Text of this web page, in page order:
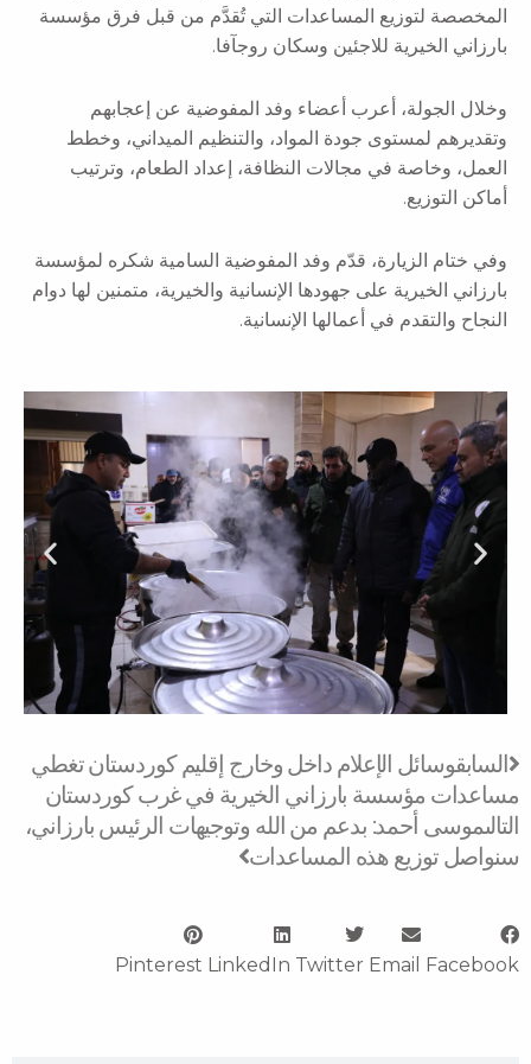
المخصصة لتوزيع المساعدات التي تُقدَّم من قبل فرق مؤسسة
بارزاني الخيرية للاجئين وسكان روجآفا.
وخلال الجولة، أعرب أعضاء وفد المفوضية عن إعجابهم
وتقديرهم لمستوى جودة المواد، والتنظيم الميداني، وخطط
العمل، وخاصة في مجالات النظافة، إعداد الطعام، وترتيب
أماكن التوزيع.
وفي ختام الزيارة، قدّم وفد المفوضية السامية شكره لمؤسسة
بارزاني الخيرية على جهودها الإنسانية والخيرية، متمنين لها دوام
النجاح والتقدم في أعمالها الإنسانية.
Prev
السابقوسائل الإعلام داخل وخارج إقليم كوردستان تغطي
مساعدات مؤسسة بارزاني الخيرية في غرب كوردستان
التالىموسى أحمد: بدعم من الله وتوجيهات الرئيس بارزاني،
سنواصل توزيع هذه المساعدات
Next
Facebook
Email
Twitter
LinkedIn
Pinterest